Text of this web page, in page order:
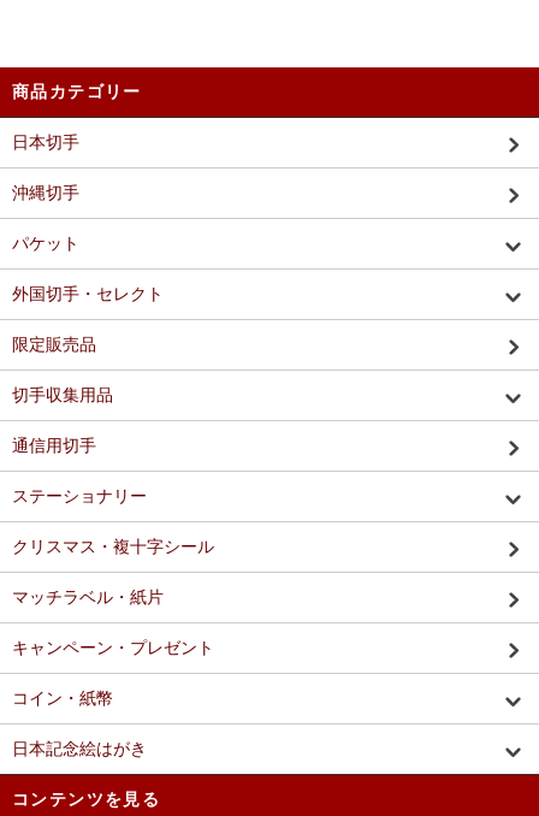
商品カテゴリー
日本切手
沖縄切手
パケット
外国切手・セレクト
限定販売品
切手収集用品
通信用切手
ステーショナリー
クリスマス・複十字シール
マッチラベル・紙片
キャンペーン・プレゼント
コイン・紙幣
日本記念絵はがき
コンテンツを見る